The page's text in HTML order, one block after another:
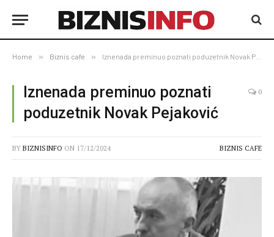
Home » Biznis cafe » Iznenada preminuo poznati poduzetnik Novak Pejaković
Iznenada preminuo poznati
poduzetnik Novak Pejaković
0
BY BIZNISINFO ON 17/12/2024 BIZNIS CAFE